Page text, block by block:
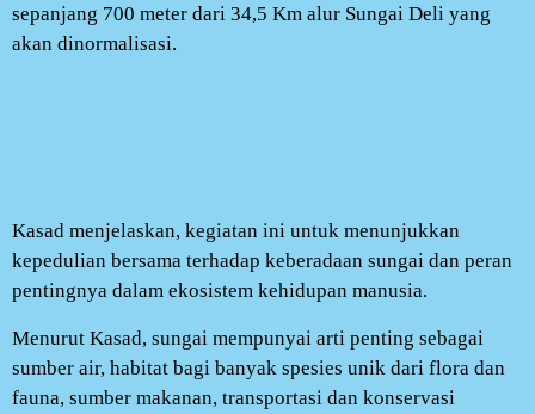
sepanjang 700 meter dari 34,5 Km alur Sungai Deli yang
akan dinormalisasi.
Kasad menjelaskan, kegiatan ini untuk menunjukkan
kepedulian bersama terhadap keberadaan sungai dan peran
pentingnya dalam ekosistem kehidupan manusia.
Menurut Kasad, sungai mempunyai arti penting sebagai
sumber air, habitat bagi banyak spesies unik dari flora dan
fauna, sumber makanan, transportasi dan konservasi